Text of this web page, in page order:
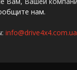
нам.
info@drive4x4.com.ua